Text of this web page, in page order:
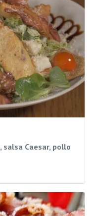
Caesar, pollo